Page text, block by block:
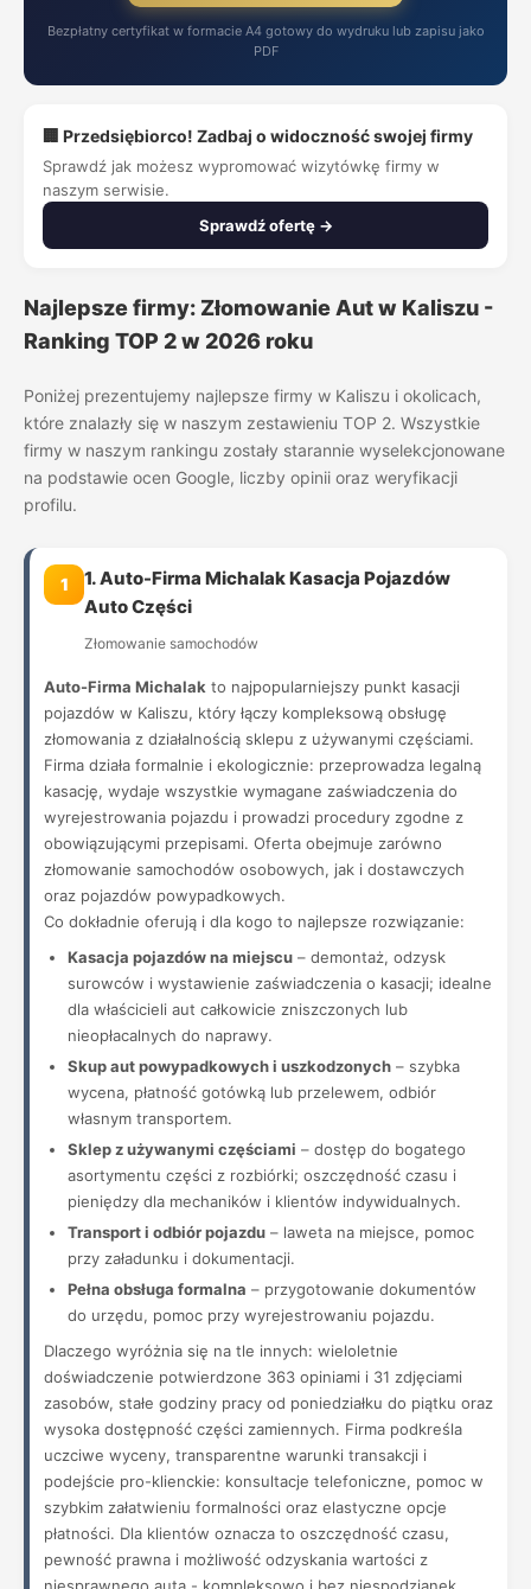
Bezpłatny certyfikat w formacie A4 gotowy do wydruku lub zapisu jako
PDF
🏢 Przedsiębiorco! Zadbaj o widoczność swojej firmy
Sprawdź jak możesz wypromować wizytówkę firmy w
naszym serwisie.
Sprawdź ofertę →
Najlepsze firmy: Złomowanie Aut w Kaliszu -
Ranking TOP 2 w 2026 roku
Poniżej prezentujemy najlepsze firmy w Kaliszu i okolicach,
które znalazły się w naszym zestawieniu TOP 2. Wszystkie
firmy w naszym rankingu zostały starannie wyselekcjonowane
na podstawie ocen Google, liczby opinii oraz weryfikacji
profilu.
1
1. Auto-Firma Michalak Kasacja Pojazdów
Auto Części
Złomowanie samochodów
Auto-Firma Michalak to najpopularniejszy punkt kasacji
pojazdów w Kaliszu, który łączy kompleksową obsługę
złomowania z działalnością sklepu z używanymi częściami.
Firma działa formalnie i ekologicznie: przeprowadza legalną
kasację, wydaje wszystkie wymagane zaświadczenia do
wyrejestrowania pojazdu i prowadzi procedury zgodne z
obowiązującymi przepisami. Oferta obejmuje zarówno
złomowanie samochodów osobowych, jak i dostawczych
oraz pojazdów powypadkowych.
Co dokładnie oferują i dla kogo to najlepsze rozwiązanie:
Kasacja pojazdów na miejscu – demontaż, odzysk
surowców i wystawienie zaświadczenia o kasacji; idealne
dla właścicieli aut całkowicie zniszczonych lub
nieopłacalnych do naprawy.
Skup aut powypadkowych i uszkodzonych – szybka
wycena, płatność gotówką lub przelewem, odbiór
własnym transportem.
Sklep z używanymi częściami – dostęp do bogatego
asortymentu części z rozbiórki; oszczędność czasu i
pieniędzy dla mechaników i klientów indywidualnych.
Transport i odbiór pojazdu – laweta na miejsce, pomoc
przy załadunku i dokumentacji.
Pełna obsługa formalna – przygotowanie dokumentów
do urzędu, pomoc przy wyrejestrowaniu pojazdu.
Dlaczego wyróżnia się na tle innych: wieloletnie
doświadczenie potwierdzone 363 opiniami i 31 zdjęciami
zasobów, stałe godziny pracy od poniedziałku do piątku oraz
wysoka dostępność części zamiennych. Firma podkreśla
uczciwe wyceny, transparentne warunki transakcji i
podejście pro-klienckie: konsultacje telefoniczne, pomoc w
szybkim załatwieniu formalności oraz elastyczne opcje
płatności. Dla klientów oznacza to oszczędność czasu,
pewność prawna i możliwość odzyskania wartości z